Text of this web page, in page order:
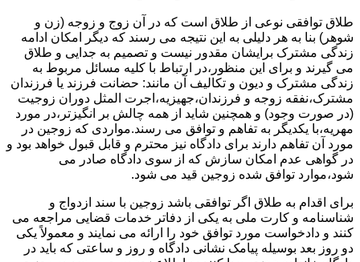
طلاق توافقی نوعی از طلاق است که در آن زوج و زوجه (زن و
شوهر) بنا به هر دلیلی به این نتیجه می رسند که دیگر امکان ادامه
زندگی مشترک برایشان مقدور نیست و تصمیم به جدایی و طلاق
می گیرند و برای این منظور،در ارتباط با کلیه مسائل مربوط به
زندگی مشترک و دیون و تکالیف آن مانند: حضانت فرزند یا فرزندان
مشترک،نفقه زوجه و فرزندان،جهیزیه،اجرت المثل دوران زوجیت
(در صورت وجود) و همچنین شاید از همه چالش بر انگیزتر،در مورد
مهریه،با یکدیگر به تفاهم و توافق می رسند.مواردی که زوجین در
مورد آن تفاهم دارند برای دادگاه نیز محترم و قابل قبول خواهد بود و
در گواهی عدم امکان سازش که از سوی دادگاه صادر می
شود،موارد توافق شده زوجین قید می شود.
برای اقدام به طلاق اگر توافقی باشد زوجین با سند ازدواج و
شناسنامه و کارت ملی به یکی از دفاتر خدمات قضایی مراجعه می
کنند و دادخواست مورد توافق خود را ارائه می نمایند و معمولاً یکی
دو روز بعد بوسیله پیامک نشانی دادگاه و روز و ساعتی که باید در